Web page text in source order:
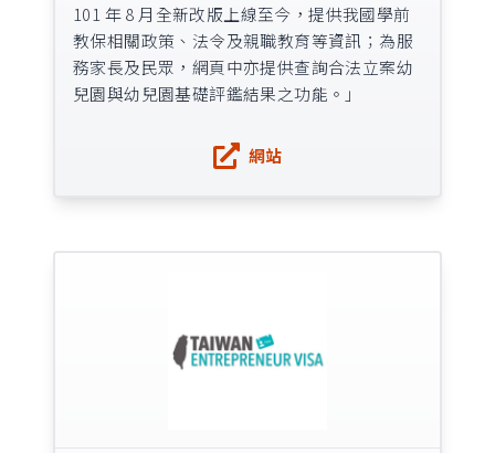
101 年 8 月全新改版上線至今，提供我國學前
教保相關政策、法令及親職教育等資訊；為服
務家長及民眾，網頁中亦提供查詢合法立案幼
兒園與幼兒園基礎評鑑結果之功能。」
網站